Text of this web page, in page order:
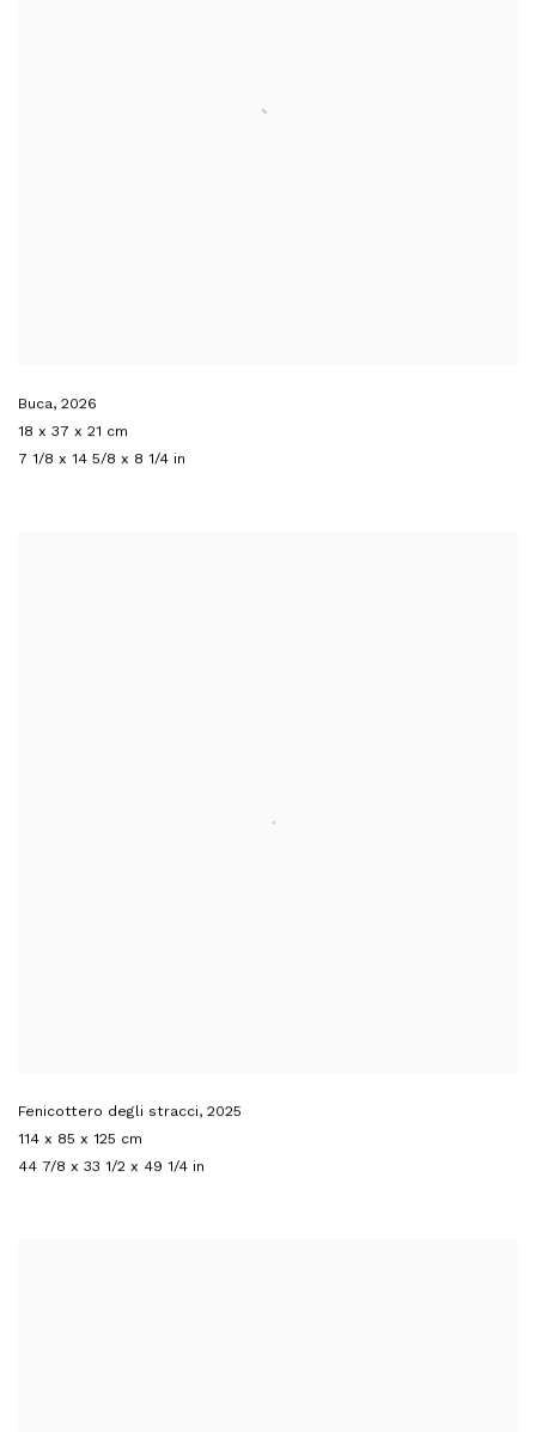
Buca, 2026
18 x 37 x 21 cm
7 1/8 x 14 5/8 x 8 1/4 in
Fenicottero degli stracci, 2025
114 x 85 x 125 cm
44 7/8 x 33 1/2 x 49 1/4 in